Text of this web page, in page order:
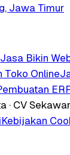
Jawa Timur
Jasa Bikin
Toko Online
CV
Kebijakan